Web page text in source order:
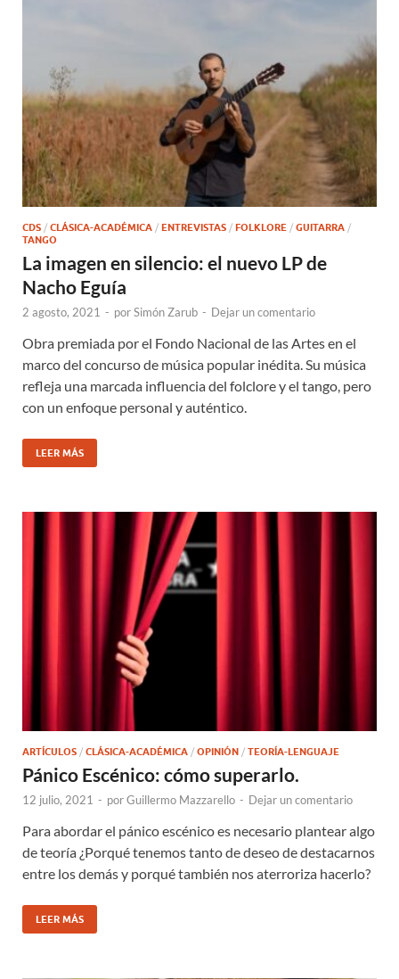
CDS / CLÁSICA-ACADÉMICA / ENTREVISTAS / FOLKLORE / GUITARRA /
TANGO
La imagen en silencio: el nuevo LP de
Nacho Eguía
2 agosto, 2021 - porSimón Zarub - Dejar un comentario
Obra premiada por el Fondo Nacional de las Artes en el
marco del concurso de música popular inédita. Su música
refleja una marcada influencia del folclore y el tango, pero
con un enfoque personal y auténtico.
LEER MÁS
ARTÍCULOS / CLÁSICA-ACADÉMICA / OPINIÓN / TEORÍA-LENGUAJE
Pánico Escénico: cómo superarlo.
12 julio, 2021 - porGuillermo Mazzarello - Dejar un comentario
Para abordar el pánico escénico es necesario plantear algo
de teoría ¿Porqué tenemos tanto de deseo de destacarnos
entre los demás y porqué también nos aterroriza hacerlo?
LEER MÁS